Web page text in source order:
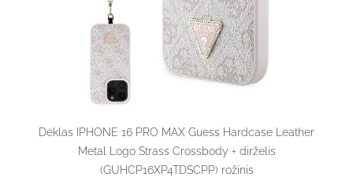
Dėklas IPHONE 16 PRO MAX Guess Hardcase Leather
Metal Logo Strass Crossbody + dirželis
(GUHCP16XP4TDSCPP) rožinis